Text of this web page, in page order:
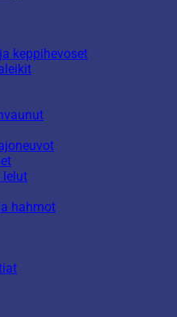
keppihevoset
lelut
hahmot